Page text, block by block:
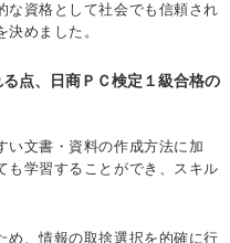
な資格として社会でも信頼され
めました。
点、日商ＰＣ検定１級合格の
い文書・資料の作成方法に加
も学習することができ、スキル
め、情報の取捨選択を的確に行